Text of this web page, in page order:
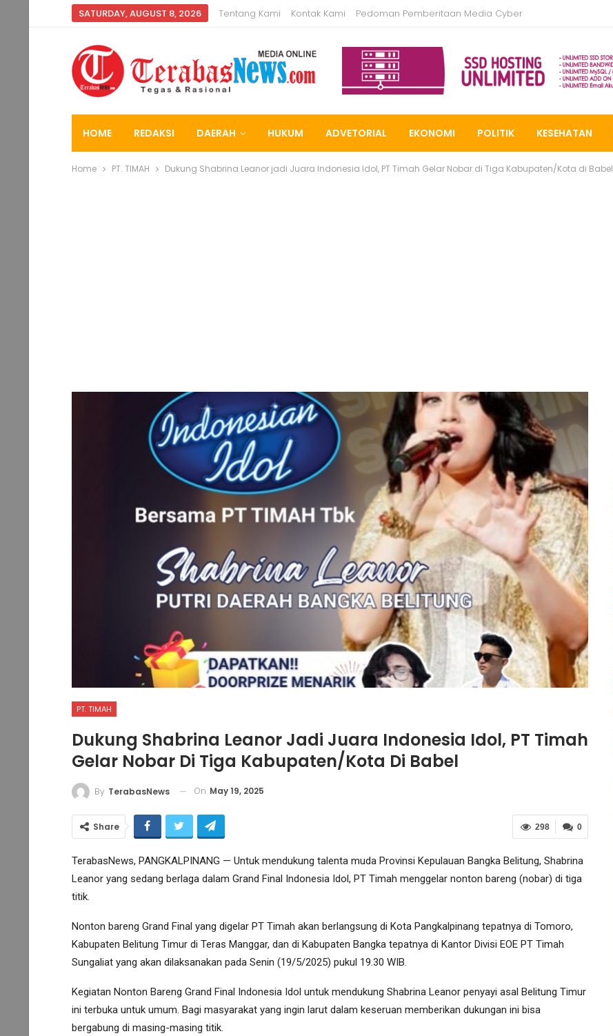
SATURDAY, AUGUST 8, 2026 Tentang Kami Kontak Kami Pedoman Pemberitaan Media Cyber
HOME REDAKSI DAERAH HUKUM ADVETORIAL EKONOMI POLITIK KESEHATAN
Home PT. TIMAH Dukung Shabrina Leanor jadi Juara Indonesia Idol, PT Timah Gelar Nobar di Tiga Kabupaten/Kota di Babel
PT. TIMAH
Dukung Shabrina Leanor Jadi Juara Indonesia Idol, PT Timah
Gelar Nobar Di Tiga Kabupaten/Kota Di Babel
By TerabasNews On May 19, 2025
0
298
Share
TerabasNews, PANGKALPINANG — Untuk mendukung talenta muda Provinsi Kepulauan Bangka Belitung, Shabrina
Leanor yang sedang berlaga dalam Grand Final Indonesia Idol, PT Timah menggelar nonton bareng (nobar) di tiga
titik.
Nonton bareng Grand Final yang digelar PT Timah akan berlangsung di Kota Pangkalpinang tepatnya di Tomoro,
Kabupaten Belitung Timur di Teras Manggar, dan di Kabupaten Bangka tepatnya di Kantor Divisi EOE PT Timah
Sungaliat yang akan dilaksanakan pada Senin (19/5/2025) pukul 19.30 WIB.
Kegiatan Nonton Bareng Grand Final Indonesia Idol untuk mendukung Shabrina Leanor penyayi asal Belitung Timur
ini terbuka untuk umum. Bagi masyarakat yang ingin larut dalam keseruan memberikan dukungan ini bisa
bergabung di masing-masing titik.